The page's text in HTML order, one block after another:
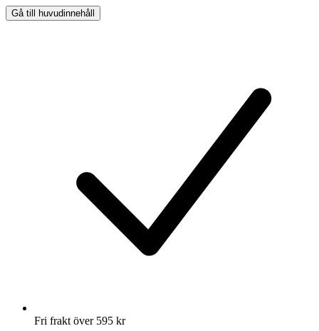
Gå till huvudinnehåll
Fri frakt över 595 kr